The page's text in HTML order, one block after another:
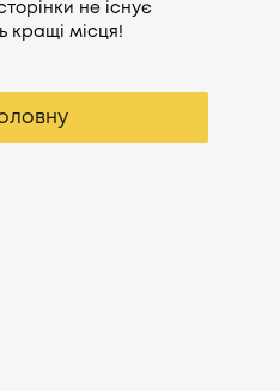
не існує
кращі місця!